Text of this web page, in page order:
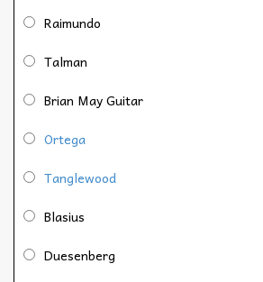
Raimundo
Talman
Brian May Guitar
Ortega
Tanglewood
Blasius
Duesenberg